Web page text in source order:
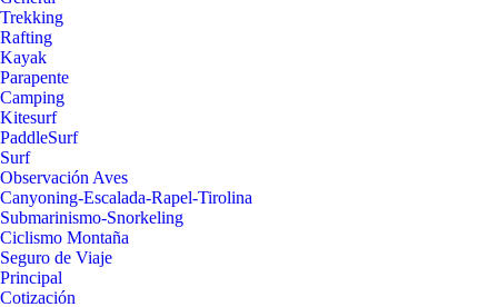
Trekking
Rafting
Kayak
Parapente
Camping
Kitesurf
PaddleSurf
Surf
Observación Aves
Canyoning-Escalada-Rapel-Tirolina
Submarinismo-Snorkeling
Ciclismo Montaña
Seguro de Viaje
Principal
Cotización